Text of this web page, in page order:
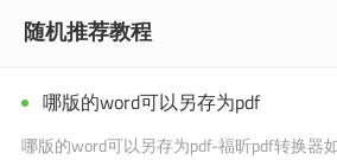
随机推荐教程
哪版的word可以另存为pdf
哪版的word可以另存为pdf-福昕pdf转换器